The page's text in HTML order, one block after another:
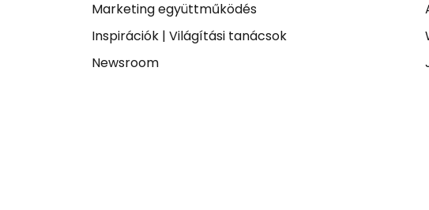
Marketing együttműködés
Inspirációk| Világítási tanácsok
Newsroom